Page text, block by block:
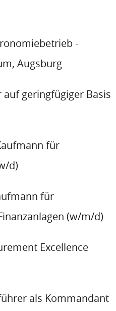
-
Augsburg
geringfügiger Basis
für
d)
für
(w/m/d)
Excellence
als Kommandant